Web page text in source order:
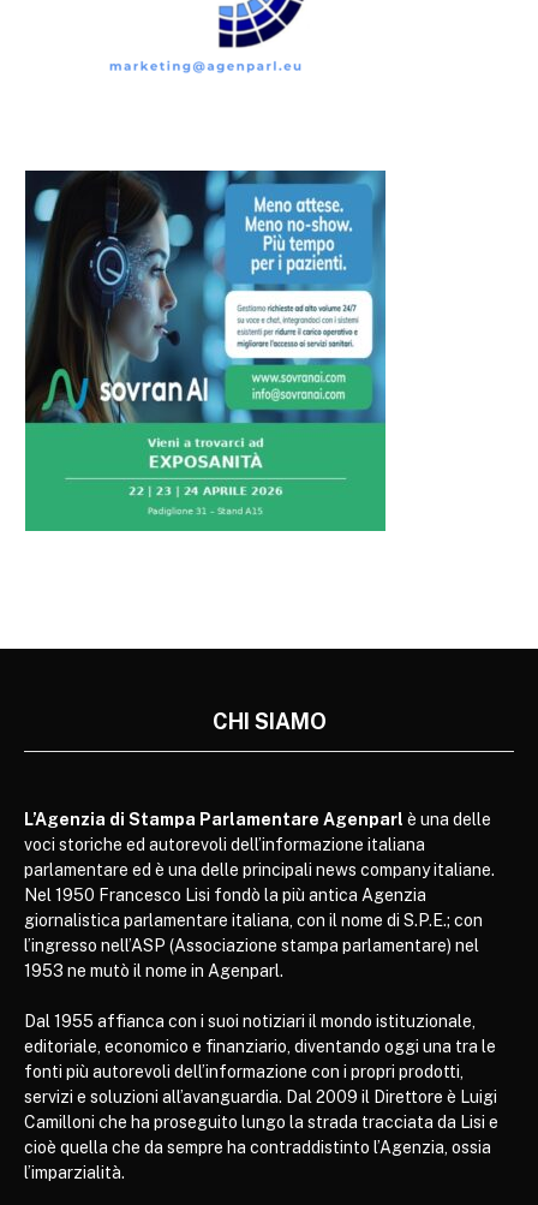
CHI SIAMO
L’Agenzia di Stampa Parlamentare Agenparl è una delle
voci storiche ed autorevoli dell’informazione italiana
parlamentare ed è una delle principali news company italiane.
Nel 1950 Francesco Lisi fondò la più antica Agenzia
giornalistica parlamentare italiana, con il nome di S.P.E.; con
l’ingresso nell’ASP (Associazione stampa parlamentare) nel
1953 ne mutò il nome in Agenparl.
Dal 1955 affianca con i suoi notiziari il mondo istituzionale,
editoriale, economico e finanziario, diventando oggi una tra le
fonti più autorevoli dell’informazione con i propri prodotti,
servizi e soluzioni all’avanguardia. Dal 2009 il Direttore è Luigi
Camilloni che ha proseguito lungo la strada tracciata da Lisi e
cioè quella che da sempre ha contraddistinto l’Agenzia, ossia
l’imparzialità.